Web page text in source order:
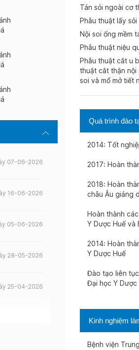
07-06-2026
16-06-2026
05-06-2026
28-05-2026
25-04-2026
Tán sỏi ngoài cơ
Phẫu thuật lấy
Nội soi ống mềm
Phẫu thuật niệu
Phẫu thuật cắt u
thuật cắt thận
soi và mổ mở tiết
Quá trình đào
2014: Tốt
2017: Hoàn
2018: Hoàn
châu Âu giảng
Hoàn thành
Y Dược Huế và
2014: Hoàn
Y Dược Huế
Đào tạo liên tục
Đại học Y Dược
Kinh nghiệm
Bệnh viện